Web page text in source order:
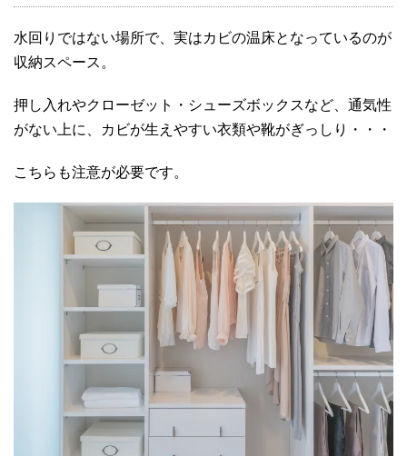
水回りではない場所で、実はカビの温床となっているのが
収納スペース。
押し入れやクローゼット・シューズボックスなど、通気性
がない上に、カビが生えやすい衣類や靴がぎっしり・・・
こちらも注意が必要です。